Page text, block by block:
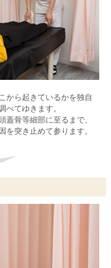
から起きているかを独自
べてゆきます。
蓋骨等細部に至るまで、
を突き止めて参ります。